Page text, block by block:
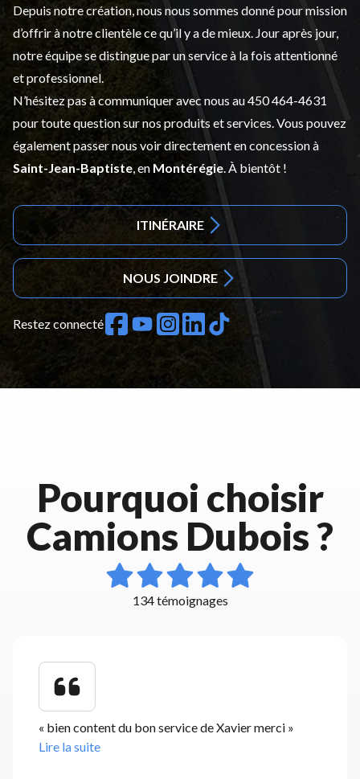
Depuis notre création, nous nous sommes donné pour mission
d’offrir à notre clientèle ce qu’il y a de mieux. Jour après jour,
notre équipe se distingue par un service à la fois attentionné
et professionnel.
N’hésitez pas à communiquer avec nous au450 464-4631
pour toute question sur nos produits et services. Vous pouvez
également passer nous voir directement en concession à
Saint-Jean-Baptiste , en Montérégie . À bientôt !
ITINÉRAIRE
NOUS JOINDRE
Restez connecté
Pourquoi choisir
Camions Dubois ?
134 témoignages
« bien content du bon service de Xavier merci »
Lire la suite